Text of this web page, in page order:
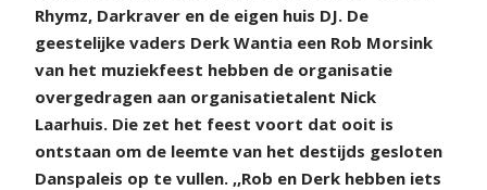
Rhymz, Darkraver en de eigen huis DJ. De
geestelijke vaders Derk Wantia een Rob Morsink
van het muziekfeest hebben de organisatie
overgedragen aan organisatietalent Nick
Laarhuis. Die zet het feest voort dat ooit is
ontstaan om de leemte van het destijds gesloten
Danspaleis op te vullen. ,,Rob en Derk hebben iets